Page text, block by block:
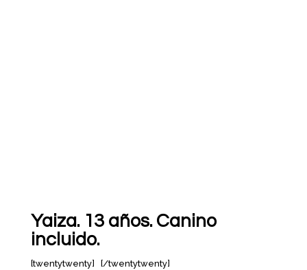
Yaiza. 13 años. Canino
incluido.
[twentytwenty] [/twentytwenty]